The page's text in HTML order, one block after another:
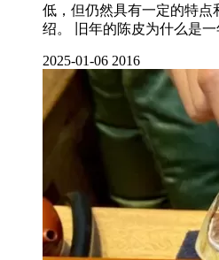
低，但仍然具有一定的特点
绍。 旧年的陈皮为什么是一
2025-01-06 2016